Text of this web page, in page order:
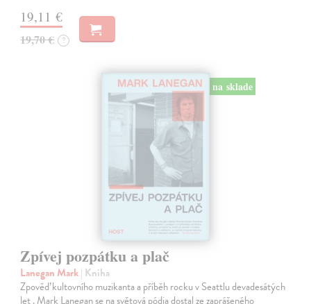
19,11 €
19,70 € ?
na sklade
Zpívej pozpátku a plač
Lanegan Mark| Kniha
Zpověď kultovního muzikanta a příběh rocku v Seattlu devadesátých
let . Mark Lanegan se na světová pódia dostal ze zaprášeného